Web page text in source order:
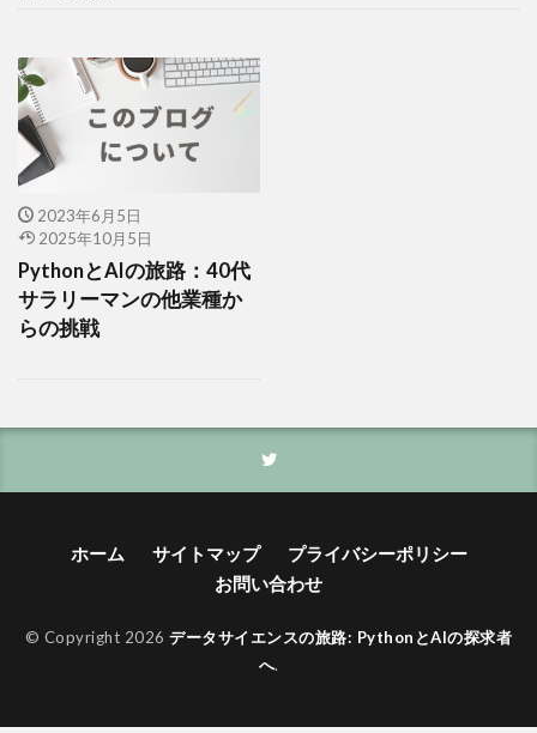
2023年6月5日
2025年10月5日
PythonとAIの旅路：40代
サラリーマンの他業種か
らの挑戦
ホーム サイトマップ
プライバシーポリシー
お問い合わせ
© Copyright 2026データサイエンスの旅路: PythonとAIの探求者
へ.